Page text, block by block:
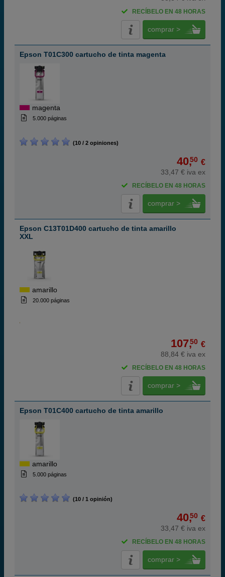
RECÍBELO EN 48 HORAS
comprar >
Epson T01C300 cartucho de tinta magenta
magenta
5.000 páginas
(10 / 2 opiniones)
40,50 €
33,47 € iva ex
RECÍBELO EN 48 HORAS
comprar >
Epson C13T01D400 cartucho de tinta amarillo
XXL
amarillo
20.000 páginas
107,50 €
88,84 € iva ex
RECÍBELO EN 48 HORAS
comprar >
Epson T01C400 cartucho de tinta amarillo
amarillo
5.000 páginas
(10 / 1 opinión)
40,50 €
33,47 € iva ex
RECÍBELO EN 48 HORAS
comprar >